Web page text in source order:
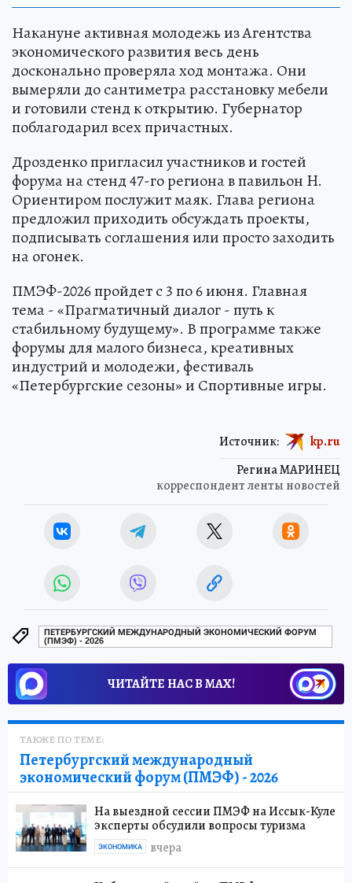
Накануне активная молодежь из Агентства
экономического развития весь день
досконально проверяла ход монтажа. Они
вымеряли до сантиметра расстановку мебели
и готовили стенд к открытию. Губернатор
поблагодарил всех причастных.
Дрозденко пригласил участников и гостей
форума на стенд 47-го региона в павильон H.
Ориентиром послужит маяк. Глава региона
предложил приходить обсуждать проекты,
подписывать соглашения или просто заходить
на огонек.
ПМЭФ-2026 пройдет с 3 по 6 июня. Главная
тема - «Прагматичный диалог - путь к
стабильному будущему». В программе также
форумы для малого бизнеса, креативных
индустрий и молодежи, фестиваль
«Петербургские сезоны» и Спортивные игры.
Регина МАРИНЕЦ
корреспондент ленты новостей
Источник: kp.ru
ПЕТЕРБУРГСКИЙ МЕЖДУНАРОДНЫЙ ЭКОНОМИЧЕСКИЙ ФОРУМ
(ПМЭФ) - 2026
ЧИТАЙТЕ НАС В МАХ!
ТАКЖЕ ПО ТЕМЕ:
Петербургский международный
экономический форум (ПМЭФ) - 2026
На выездной сессии ПМЭФ на Иссык-Куле
эксперты обсудили вопросы туризма
вчера
ЭКОНОМИКА